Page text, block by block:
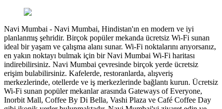
Navi Mumbai - Navi Mumbai, Hindistan'ın en modern ve iyi
planlanmış şehridir. Birçok popüler mekanda ücretsiz Wi-Fi sunan
ideal bir yaşam ve çalışma alanı sunar. Wi-Fi noktalarını arıyorsanız,
en yakın noktayı bulmak için bir Navi Mumbai Wi-Fi haritası
indirebilirsiniz. Navi Mumbai çevresinde birçok yerde ücretsiz
erişim bulabilirsiniz. Kafelerde, restoranlarda, alışveriş
merkezlerinde, otellerde ve iş merkezlerinde bağlantı kurun. Ücretsiz
Wi-Fi sunan popüler mekanlar arasında Gateways of Everyone,
Inorbit Mall, Coffee By Di Bella, Vashi Plaza ve Café Coffee Day